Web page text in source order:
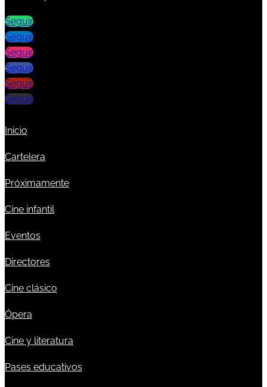
Seguir
Seguir
Seguir
Seguir
Seguir
Seguir
Inicio
Cartelera
Próximamente
Cine infantil
Eventos
Directores
Cine clásico
Ópera
Cine y literatura
Pases educativos